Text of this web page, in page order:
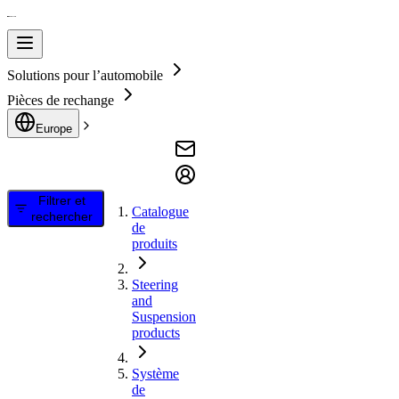
Solutions pour l’automobile
Pièces de rechange
Europe
Filtrer et
rechercher
Catalogue
de
produits
Steering
and
Suspension
products
Système
de